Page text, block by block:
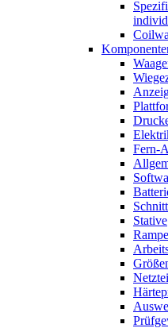
Fern-
Stative